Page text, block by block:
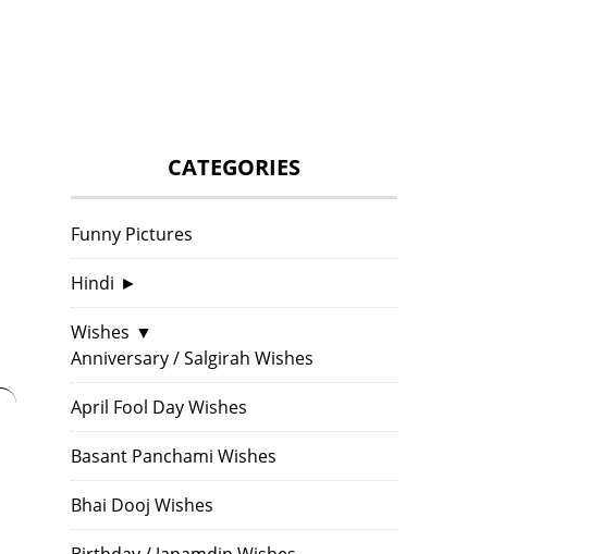
CATEGORIES
Funny Pictures
Hindi ►
Wishes ▼
Anniversary / Salgirah Wishes
April Fool Day Wishes
Basant Panchami Wishes
Bhai Dooj Wishes